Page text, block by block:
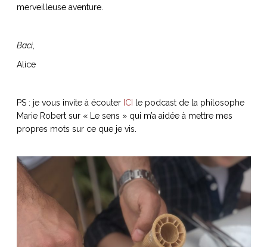
merveilleuse aventure.
Baci,
Alice
PS : je vous invite à écouter ICI
le podcast de la philosophe
Marie Robert sur « Le sens » qui m’a aidée à mettre mes
propres mots sur ce que je vis.